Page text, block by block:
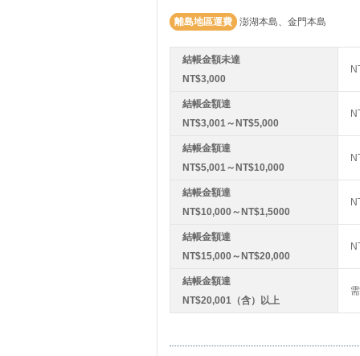
離島地區運費 澎湖本島、金門本島
結帳金額未達
NT$3,000
結帳金額達
NT$3,001～NT$5,000
結帳金額達
NT$5,001～NT$10,000
結帳金額達
NT$10,000～NT$1,5000
結帳金額達
NT$15,000～NT$20,000
結帳金額達
NT$20,001（含）以上